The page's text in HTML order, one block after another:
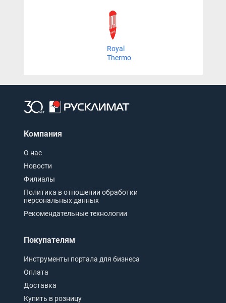
Royal
Thermo
Компания
О нас
Новости
Филиалы
Политика в отношении обработки
персональных данных
Рекомендательные технологии
Покупателям
Инструменты портала для бизнеса
Оплата
Доставка
Купить в розницу